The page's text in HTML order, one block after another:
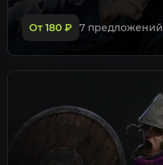
От 180 ₽ 7 предложений